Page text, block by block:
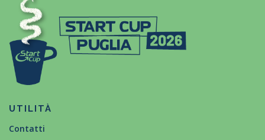
UTILITÀ
Contatti